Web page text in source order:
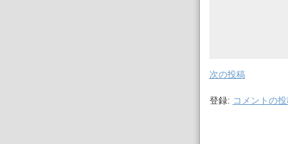
次の投稿
登録: コメントの